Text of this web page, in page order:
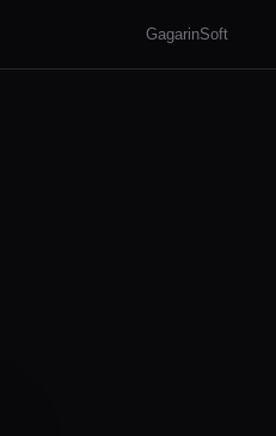
GagarinSoft